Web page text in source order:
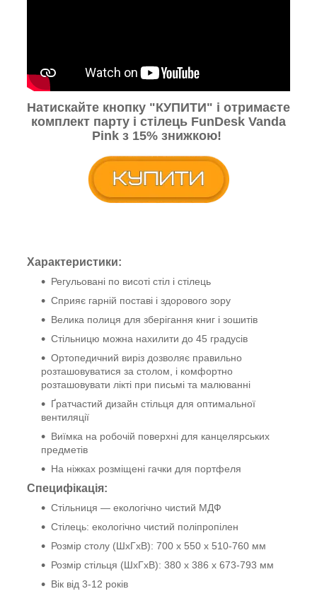
Натискайте кнопку "КУПИТИ" і отримаєте
комплект парту і стілець FunDesk Vanda
Pink з 15% знижкою!
Характеристики:
Регульовані по висоті стіл і стілець
Сприяє гарній поставі і здорового зору
Велика полиця для зберігання книг і зошитів
Стільницю можна нахилити до 45 градусів
Ортопедичний виріз дозволяє правильно
розташовуватися за столом, і комфортно
розташовувати лікті при письмі та малюванні
Ґратчастий дизайн стільця для оптимальної
вентиляції
Виїмка на робочій поверхні для канцелярських
предметів
На ніжках розміщені гачки для портфеля
Специфікація:
Стільниця ― екологічно чистий МДФ
Стілець: екологічно чистий поліпропілен
Розмір столу (ШхГхВ): 700 x 550 x 510-760 мм
Розмір стільця (ШхГхВ): 380 x 386 x 673-793 мм
Вік від 3-12 років